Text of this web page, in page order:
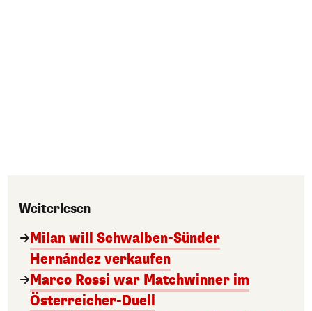
Weiterlesen
Milan will Schwalben-Sünder
Hernández verkaufen
Marco Rossi war Matchwinner im
Österreicher-Duell